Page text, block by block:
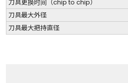
刀具更换时间（chip to chip）
刀具最大外径
刀具最大把持直径